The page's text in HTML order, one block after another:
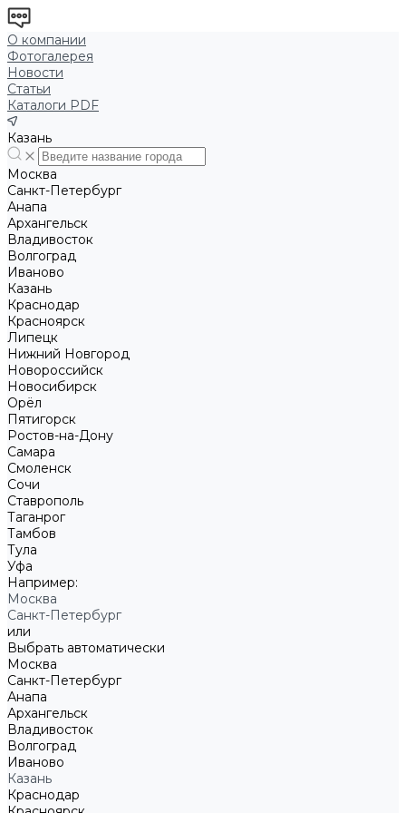
О компании
Фотогалерея
Новости
Статьи
Каталоги PDF
Казань
Москва
Санкт-Петербург
Анапа
Архангельск
Владивосток
Волгоград
Иваново
Казань
Краснодар
Красноярск
Липецк
Нижний Новгород
Новороссийск
Новосибирск
Орёл
Пятигорск
Ростов-на-Дону
Самара
Смоленск
Сочи
Ставрополь
Таганрог
Тамбов
Тула
Уфа
Например:
Москва
Санкт-Петербург
или
Выбрать автоматически
Москва
Санкт-Петербург
Анапа
Архангельск
Владивосток
Волгоград
Иваново
Казань
Краснодар